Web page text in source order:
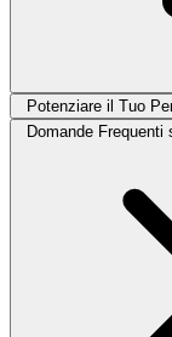
Potenziare il Tuo
Domande